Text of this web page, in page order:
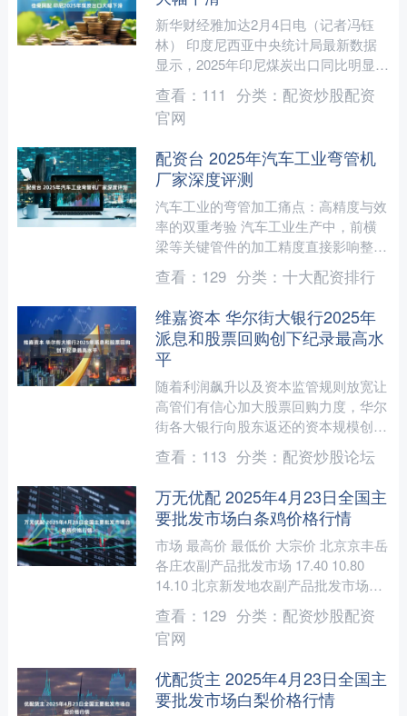
新华财经雅加达2月4日电（记者冯钰
林） 印度尼西亚中央统计局最新数据
显示，2025年印尼煤炭出口同比明显回
落，出口额约244.8亿美元，同比下降
19.70%；出....
查看： 111 分类： 配资炒股配资
官网
配资台 2025年汽车工业弯管机
厂家深度评测
汽车工业的弯管加工痛点：高精度与效
率的双重考验 汽车工业生产中，前横
梁等关键管件的加工精度直接影响整车
结构稳定性，传统弯管机常面临角度误
差大、复杂造型难以实现、....
查看： 129 分类： 十大配资排行
维嘉资本 华尔街大银行2025年
派息和股票回购创下纪录最高水
平
随着利润飙升以及资本监管规则放宽让
高管们有信心加大股票回购力度，华尔
街各大银行向股东返还的资本规模创下
历史纪录。 美国六大银行在2025年进
行了超过1400亿美....
查看： 113 分类： 配资炒股论坛
万无优配 2025年4月23日全国主
要批发市场白条鸡价格行情
市场 最高价 最低价 大宗价 北京京丰岳
各庄农副产品批发市场 17.40 10.80
14.10 北京新发地农副产品批发市场信
息中心 14.00 13.00 1....
查看： 129 分类： 配资炒股配资
官网
优配货主 2025年4月23日全国主
要批发市场白梨价格行情